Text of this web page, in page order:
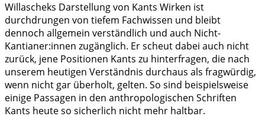
Willascheks Darstellung von Kants Wirken ist
durchdrungen von tiefem Fachwissen und bleibt
dennoch allgemein verständlich und auch Nicht-
Kantianer:innen zugänglich. Er scheut dabei auch nicht
zurück, jene Positionen Kants zu hinterfragen, die nach
unserem heutigen Verständnis durchaus als fragwürdig,
wenn nicht gar überholt, gelten. So sind beispielsweise
einige Passagen in den anthropologischen Schriften
Kants heute so sicherlich nicht mehr haltbar.